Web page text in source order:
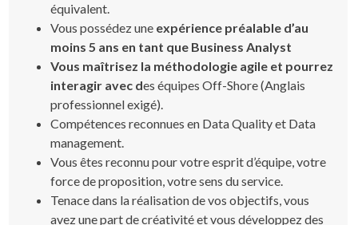
équivalent.
Vous possédez une expérience préalable d’au
moins 5 ans en tant que Business Analyst
Vous maîtrisez la méthodologie agile et pourrez
interagir avec des équipes Off-Shore (Anglais
professionnel exigé).
Compétences reconnues en Data Quality et Data
management.
Vous êtes reconnu pour votre esprit d’équipe, votre
force de proposition, votre sens du service.
Tenace dans la réalisation de vos objectifs, vous
avez une part de créativité et vous développez des